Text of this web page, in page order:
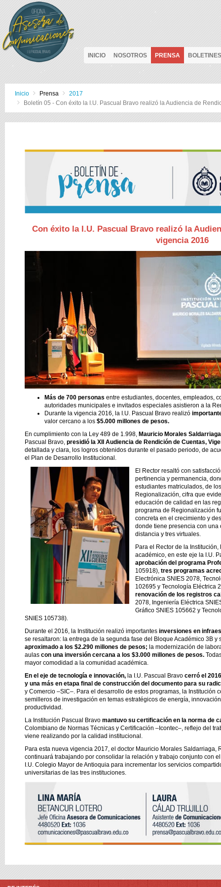
INICIO NOSOTROS PRENSA BOLETINES
Inicio Prensa
2017
Boletín 05 - Con éxito la I.U. Pascual Bravo realizó la Audiencia de
Con éxito la I.U. Pascual Bravo realizó la
vigencia 2016
Más de 700 personas entre estudiantes, docentes, empleados,
autoridades municipales e invitados especiales asistieron a la
Durante la vigencia 2016, la I.U. Pascual Bravo realizó
valor cercano a los $5.000 millones de pesos.
En cumplimiento con la Ley 489 de 1.998, Mauricio Morales
Pascual Bravo, presidió la XII Audiencia de Rendición de Cuentas,
detallada y clara, los logros obtenidos durante el pasado periodo, de
el Plan de Desarrollo Institucional.
El Rector resaltó con
pertinencia y permanencia,
estudiantes matriculados, de
Regionalización, cifra que
educación de calidad en las
programa de Regionalización
concreta en el crecimiento y
donde tiene presencia con una
distancia y tres virtuales.
Para el Rector de la
académico, en este eje la I.U.
aprobación del programa
105918), tres programas
Electrónica SNIES 2078,
102695 y Tecnología Eléctrica
renovación de los registros
2078, Ingeniería Eléctrica
Gráfico SNIES 105662 y
SNIES 105738).
Durante el 2016, la Institución realizó importantes inversiones en
se resaltaron: la entrega de la segunda fase del Bloque Académico 3B
aproximado a los $2.290 millones de pesos; la modernización de
aulas con una inversión cercana a los $3.000 millones de pesos.
mayor comodidad a la comunidad académica.
En el eje de tecnología e innovación, la I.U. Pascual Bravo cerró el
y una más en etapa final de construcción del documento para su
y Comercio –SIC–. Para el desarrollo de estos programas, la Institución
semilleros de investigación en temas estratégicos de energía,
productividad.
La Institución Pascual Bravo mantuvo su certificación en la norma de
Colombiano de Normas Técnicas y Certificación –Icontec–, reflejo del
viene realizando por la calidad institucional.
Para esta nueva vigencia 2017, el doctor Mauricio Morales Saldarriaga,
continuará trabajando por consolidar la relación y trabajo conjunto con
I.U. Colegio Mayor de Antioquia para incrementar los servicios
universitarias de las tres instituciones.